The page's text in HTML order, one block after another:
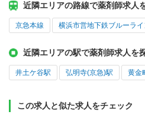
近隣エリアの路線で薬剤師求人
京急本線 横浜市営地下鉄ブルーラ
近隣エリアの駅で薬剤師求人を
井土ケ谷駅 弘明寺(京急)駅 黄金
この求人と似た求人をチェック